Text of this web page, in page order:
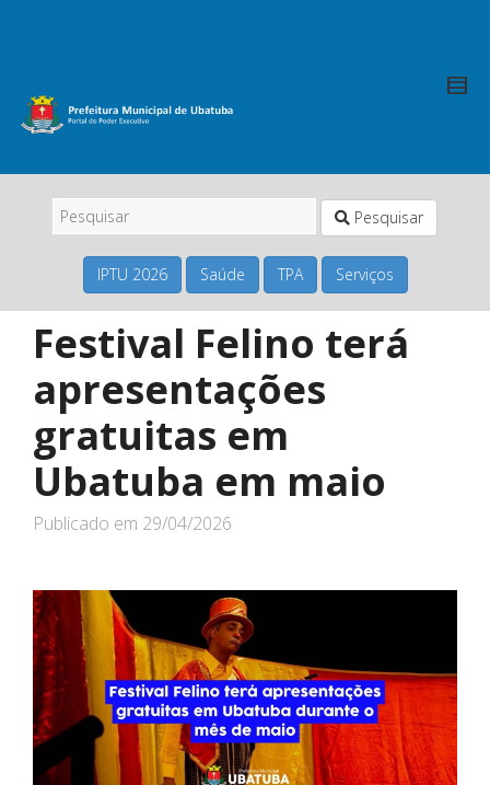
Pesquisar
IPTU 2026 Saúde TPA Serviços
Festival Felino terá
apresentações
gratuitas em
Ubatuba em maio
Publicado em 29/04/2026